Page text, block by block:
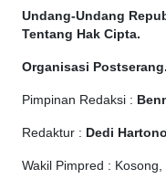
Undang-Undang
Tentang Hak Cipta.
Organisasi
Pimpinan Redaksi :
Redaktur : Dedi
Wakil Pimpred : Kosong,